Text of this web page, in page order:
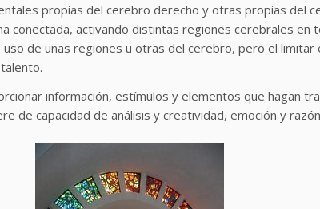
propias del cerebro derecho y otras propias del
conectada, activando distintas regiones cerebrales en
de unas regiones u otras del cerebro, pero el limitar
información, estímulos y elementos que hagan
de capacidad de análisis y creatividad, emoción y